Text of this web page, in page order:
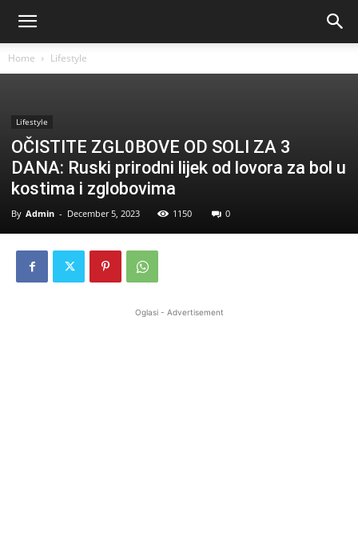
Home Lifestyle
Lifestyle
OČISTITE ZGL0BOVE OD SOLI ZA 3
DANA: Ruski prirodni lijek od lovora za bol u
kostima i zglobovima
By Admin - December 5, 2023 1150 0
Oglasi - Advertisement